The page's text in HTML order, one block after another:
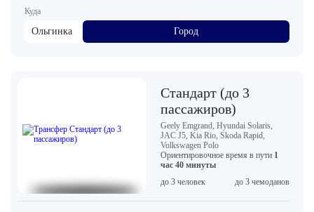
Куда
Ольгинка Город
Стандарт (до 3
пассажиров)
Geely Emgrand, Hyundai Solaris,
JAC J5, Kia Rio, Skoda Rapid,
Volkswagen Polo
Ориентировочное время в пути 1
час 40 минуты
до 3 человек
до 3 чемоданов